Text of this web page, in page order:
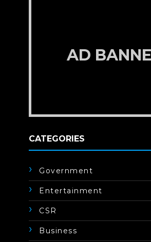
AD
CATEGORIES
Government
Entertainment
CSR
Business